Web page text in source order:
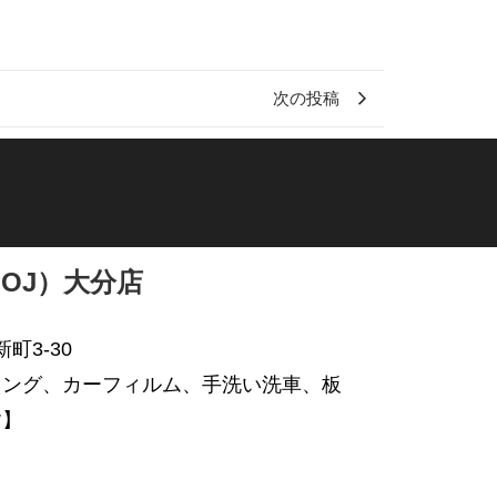
次の投稿
）大分店
町3-30
グ、カーフィルム、手洗い洗車、板